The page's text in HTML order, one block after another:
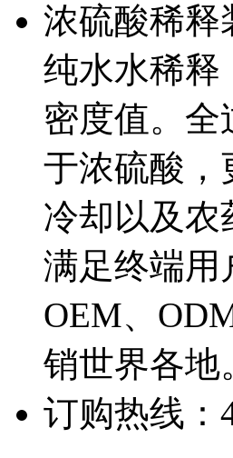
浓硫酸稀释
纯水水稀释
密度值。
于浓硫酸，
冷却以及农
满足终端用
OEM、
销世界各地
订购热线：